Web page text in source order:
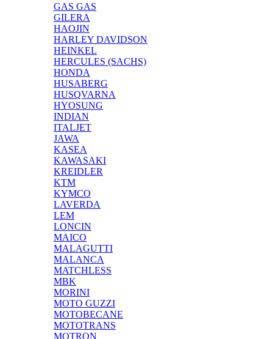
GAS GAS
GILERA
HAOJIN
HARLEY DAVIDSON
HEINKEL
HERCULES (SACHS)
HONDA
HUSABERG
HUSQVARNA
HYOSUNG
INDIAN
ITALJET
JAWA
KASEA
KAWASAKI
KREIDLER
KTM
KYMCO
LAVERDA
LEM
LONCIN
MAICO
MALAGUTTI
MALANCA
MATCHLESS
MBK
MORINI
MOTO GUZZI
MOTOBECANE
MOTOTRANS
MOTRON